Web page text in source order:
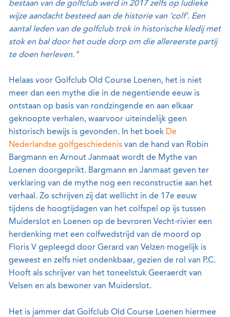
bestaan van de golfclub werd in 2017 zelfs op ludieke
wijze aandacht besteed aan de historie van ‘colf’. Een
aantal leden van de golfclub trok in historische kledij met
stok en bal door het oude dorp om die allereerste partij
te doen herleven."
Helaas voor Golfclub Old Course Loenen, het is niet
meer dan een mythe die in de negentiende eeuw is
ontstaan op basis van rondzingende en aan elkaar
geknoopte verhalen, waarvoor uiteindelijk geen
historisch bewijs is gevonden. In het boek De
Nederlandse golfgeschiedenis van de hand van Robin
Bargmann en Arnout Janmaat wordt de Mythe van
Loenen doorgeprikt. Bargmann en Janmaat geven ter
verklaring van de mythe nog een reconstructie aan het
verhaal. Zo schrijven zij dat wellicht in de 17e eeuw
tijdens de hoogtijdagen van het colfspel op ijs tussen
Muiderslot en Loenen op de bevroren Vecht-rivier een
herdenking met een colfwedstrijd van de moord op
Floris V gepleegd door Gerard van Velzen mogelijk is
geweest en zelfs niet ondenkbaar, gezien de rol van P.C.
Hooft als schrijver van het toneelstuk Geeraerdt van
Velsen en als bewoner van Muiderslot.
Het is jammer dat Golfclub Old Course Loenen hiermee